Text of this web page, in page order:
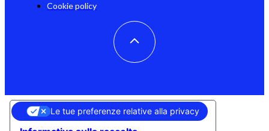
Cookie policy
Le tue preferenze relative alla privacy